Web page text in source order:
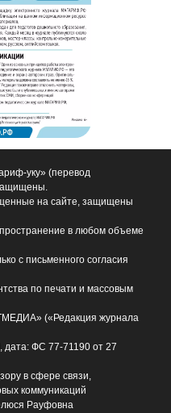
уку» (перевод
на сайте, защищены
в любом объеме
с письменного согласия
по печати и массовым
(«Редакция журнала
дата: ФС 77-71190 от 27
в сфере связи,
коммуникаций
Рауфовна